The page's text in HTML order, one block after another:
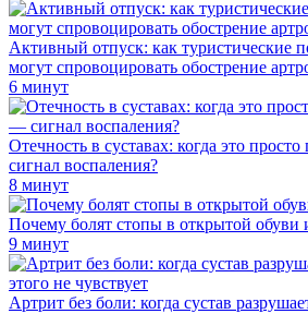
Активный отпуск: как туристические
могут спровоцировать обострение
6 минут
Отечность в суставах: когда это
сигнал воспаления?
8 минут
Почему болят стопы в открытой обуви
9 минут
Артрит без боли: когда сустав